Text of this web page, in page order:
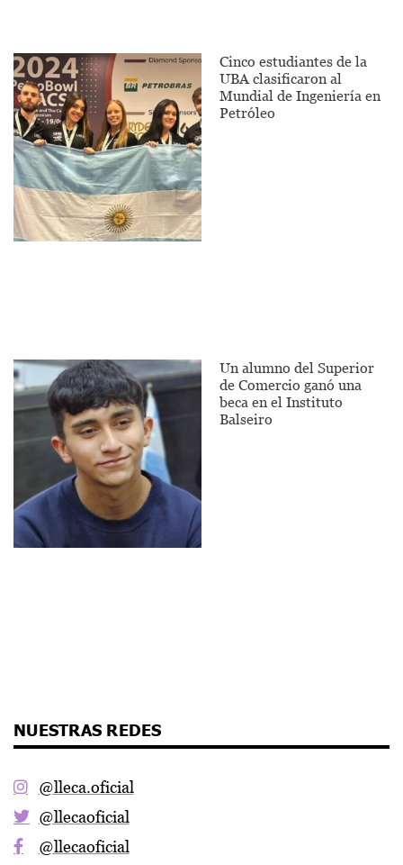
Cinco estudiantes de la
UBA clasificaron al
Mundial de Ingeniería en
Petróleo
Un alumno del Superior
de Comercio ganó una
beca en el Instituto
Balseiro
NUESTRAS REDES
@lleca.oficial
@llecaoficial
@llecaoficial